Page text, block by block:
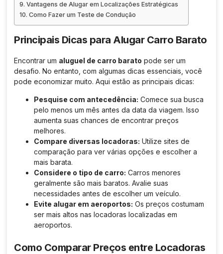
Vantagens de Alugar em Localizações Estratégicas
Como Fazer um Teste de Condução
Principais Dicas para Alugar Carro Barato
Encontrar um aluguel de carro barato pode ser um
desafio. No entanto, com algumas dicas essenciais, você
pode economizar muito. Aqui estão as principais dicas:
Pesquise com antecedência: Comece sua busca
pelo menos um mês antes da data da viagem. Isso
aumenta suas chances de encontrar preços
melhores.
Compare diversas locadoras: Utilize sites de
comparação para ver várias opções e escolher a
mais barata.
Considere o tipo de carro: Carros menores
geralmente são mais baratos. Avalie suas
necessidades antes de escolher um veículo.
Evite alugar em aeroportos: Os preços costumam
ser mais altos nas locadoras localizadas em
aeroportos.
Como Comparar Preços entre Locadoras